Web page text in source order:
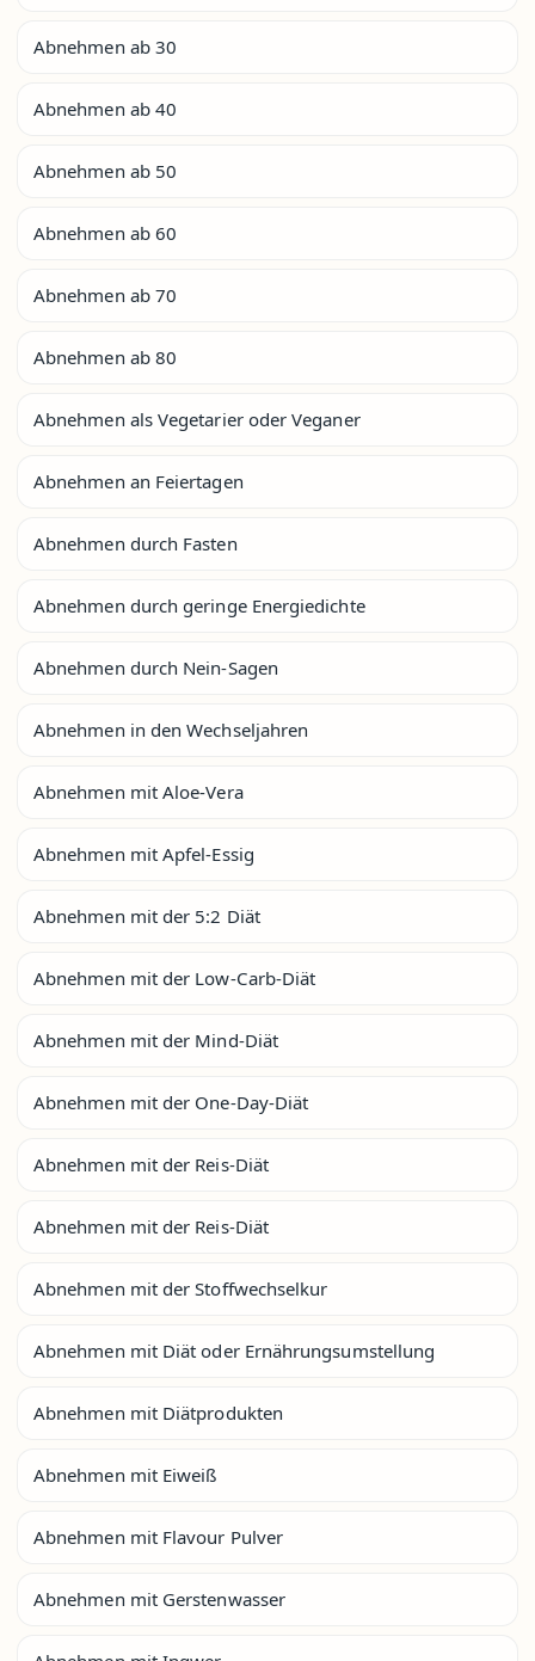
Abnehmen ab 30
Abnehmen ab 40
Abnehmen ab 50
Abnehmen ab 60
Abnehmen ab 70
Abnehmen ab 80
Abnehmen als Vegetarier oder Veganer
Abnehmen an Feiertagen
Abnehmen durch Fasten
Abnehmen durch geringe Energiedichte
Abnehmen durch Nein-Sagen
Abnehmen in den Wechseljahren
Abnehmen mit Aloe-Vera
Abnehmen mit Apfel-Essig
Abnehmen mit der 5:2 Diät
Abnehmen mit der Low-Carb-Diät
Abnehmen mit der Mind-Diät
Abnehmen mit der One-Day-Diät
Abnehmen mit der Reis-Diät
Abnehmen mit der Reis-Diät
Abnehmen mit der Stoffwechselkur
Abnehmen mit Diät oder Ernährungsumstellung
Abnehmen mit Diätprodukten
Abnehmen mit Eiweiß
Abnehmen mit Flavour Pulver
Abnehmen mit Gerstenwasser